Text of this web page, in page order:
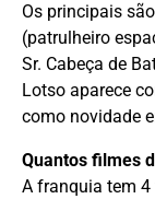
Os principais
(patrulheiro
Sr. Cabeça de
Lotso aparece
como novidade
Quantos filmes
A franquia tem 4